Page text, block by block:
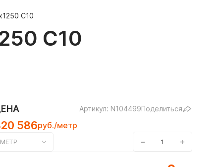
С10
С10
Артикул: N104499Поделиться
586руб./метр
МЕТР − +